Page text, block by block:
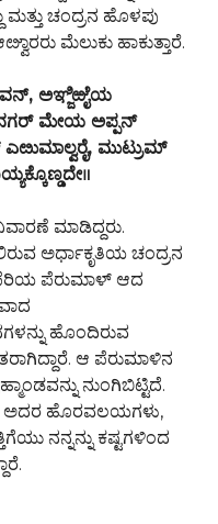
ಚಂದ್ರನ ಹೊಳಪು
ಮೆಲುಕು ಹಾಕುತ್ತಾರೆ.
ಅಞ್ಜಿಱೈಯ
ಮೇಯ ಅಪ್ಪನ್
ಮುಟ್ರುಮ್
ಮಾಡಿದ್ದರು.
ಅರ್ಧಾಕೃತಿಯ ಚಂದ್ರನ
ಪೆರುಮಾಳ್ ಆದ
ಹೊಂದಿರುವ
ಆ ಪೆರುಮಾಳಿನ
ನುಂಗಿಬಿಟ್ಟಿದೆ.
, ಅದರ ಹೊರವಲಯಗಳು,
ನನ್ನನ್ನು ಕಷ್ಟಗಳಿಂದ